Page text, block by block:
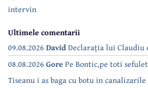
intervin
Ultimele comentarii
09.08.2026 DavidDeclarația lui Claudiu
08.08.2026 GorePe Bontic,pe toti
Tiseanu i as baga cu botu in canalizarile